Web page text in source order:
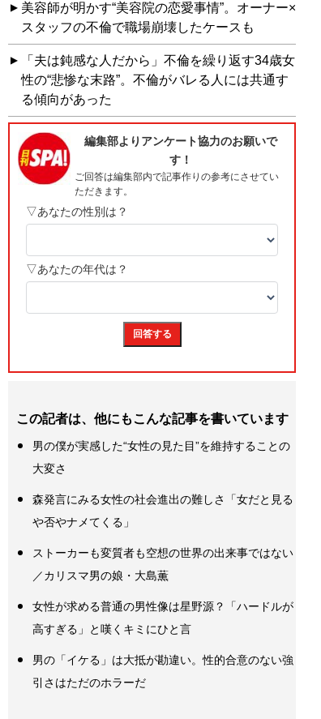
美容師が明かす“美容院の恋愛事情”。オーナー×
スタッフの不倫で職場崩壊したケースも
「夫は鈍感な人だから」不倫を繰り返す34歳女
性の“悲惨な末路”。不倫がバレる人には共通す
る傾向があった
この記者は、他にもこんな記事を書いています
男の僕が実感した“女性の見た目”を維持することの
大変さ
森発言にみる女性の社会進出の難しさ「女だと見る
や否やナメてくる」
ストーカーも変質者も空想の世界の出来事ではない
／カリスマ男の娘・大島薫
女性が求める普通の男性像は星野源？「ハードルが
高すぎる」と嘆くキミにひと言
男の「イケる」は大抵が勘違い。性的合意のない強
引さはただのホラーだ